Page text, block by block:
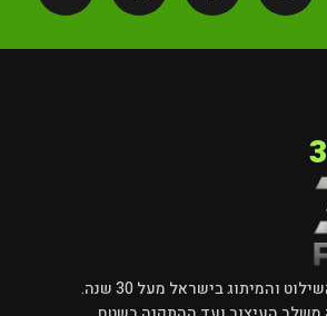
מובילים את עולם השילוט והמיתוג בישראל מעל 30 שנה.